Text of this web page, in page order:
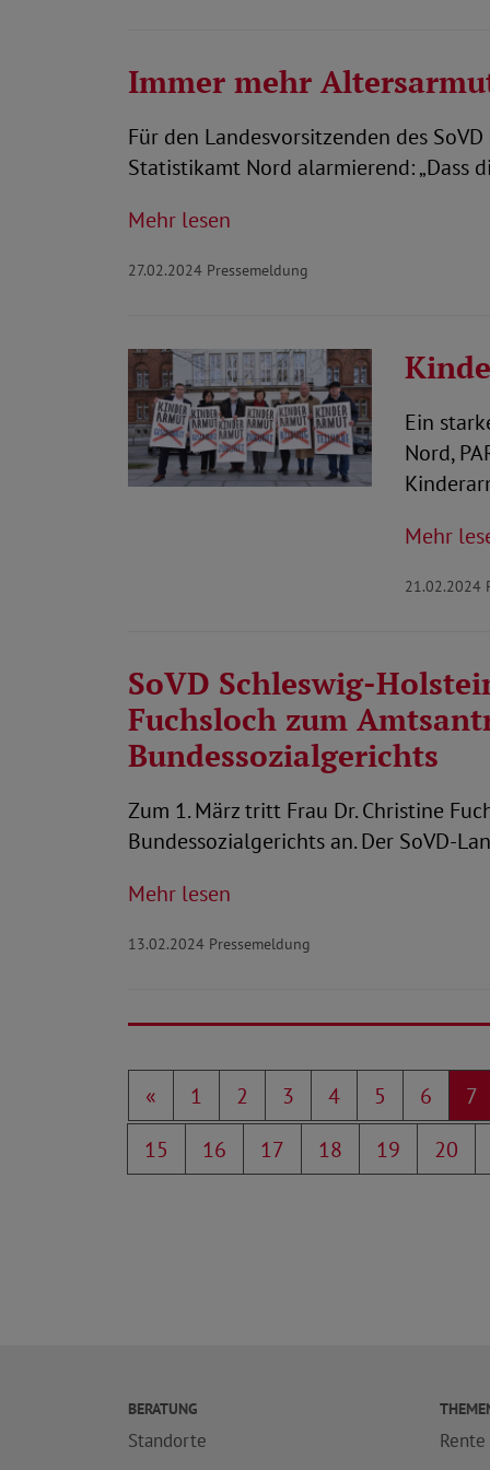
Immer mehr
Für den Landesvorsitzenden des
Statistikamt Nord alarmierend: „Dass
Mehr lesen
27.02.2024 Pressemeldung
Ein
Nord,
Mehr
21.02.2024
SoVD Schleswig-
Fuchsloch zum
Bundessozialgerichts
Zum 1. März tritt Frau Dr. Christine
Bundessozialgerichts an. Der SoVD-
Mehr lesen
13.02.2024 Pressemeldung
« 1 2 3 4 5 6 7
15
16 17 18 19 20
BERATUNG
Standorte
Rente